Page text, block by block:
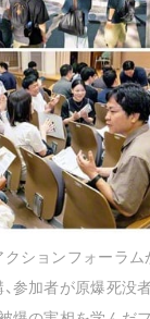
基本情
会員サ
座談会御
小説『新・
要旨
ションフォーラム
参加者が原爆死没